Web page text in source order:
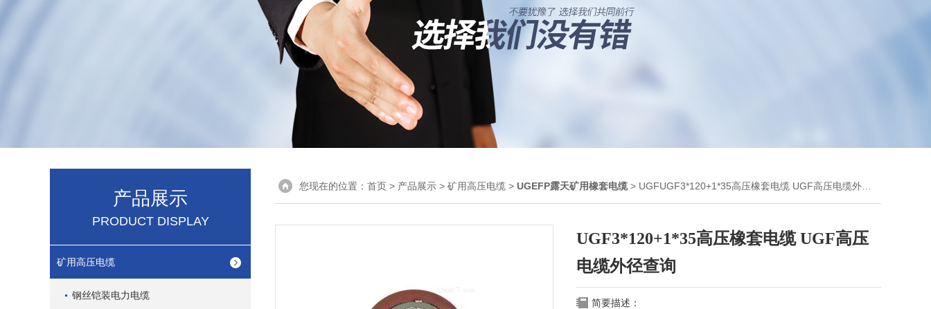
产品展示
PRODUCT DISPLAY
矿用高压电缆
钢丝铠装电力电缆
您现在的位置： 首页 > 产品展示 > 矿用高压电缆 > UGEFP露天矿用橡套电缆> UGFUGF3*120+1*35高压橡套电缆 UGF高压电缆外径查询
UGF3*120+1*35高压橡套电缆 UGF高压
电缆外径查询
简要描述：